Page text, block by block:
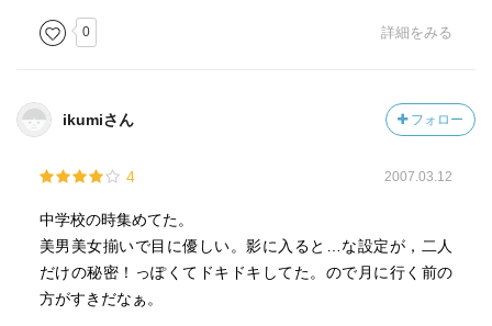
0 詳細をみる
ikumiさん フォロー
4 2007.03.12
中学校の時集めてた。
美男美女揃いで目に優しい。影に入ると…な設定が，二人
だけの秘密！っぽくてドキドキしてた。ので月に行く前の
方がすきだなぁ。